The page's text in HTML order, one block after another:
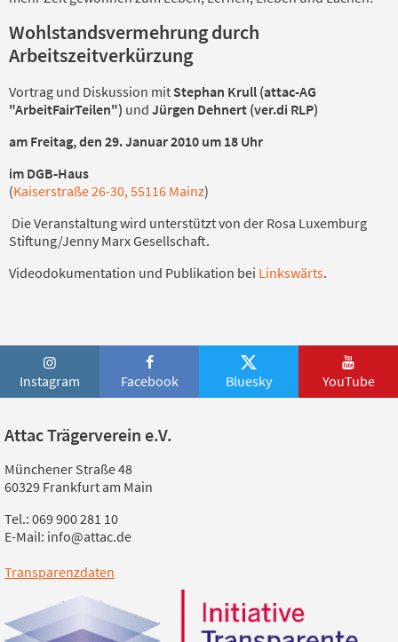
Wohlstandsvermehrung durch
Arbeitszeitverkürzung
Vortrag und Diskussion mit Stephan Krull (attac-AG
"ArbeitFairTeilen") und Jürgen Dehnert (ver.di RLP)
am Freitag, den 29. Januar 2010 um 18 Uhr
im DGB-Haus
(Kaiserstraße 26-30, 55116 Mainz)
Die Veranstaltung wird unterstützt von der Rosa Luxemburg
Stiftung/Jenny Marx Gesellschaft.
Videodokumentation und Publikation bei Linkswärts.
Instagram Facebook Bluesky YouTube
Attac Trägerverein e.V.
Münchener Straße 48
60329 Frankfurt am Main
Tel.: 069 900 281 10
E-Mail: info@attac.de
Transparenzdaten